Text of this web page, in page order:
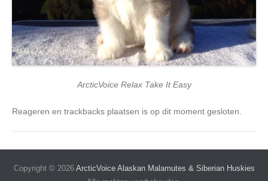
ArcticVoice Relax Take It Easy
Reageren en trackbacks plaatsen is op dit moment gesloten.
Copyright © 2026 ArcticVoice Alaskan Malamutes & Siberian Huskies